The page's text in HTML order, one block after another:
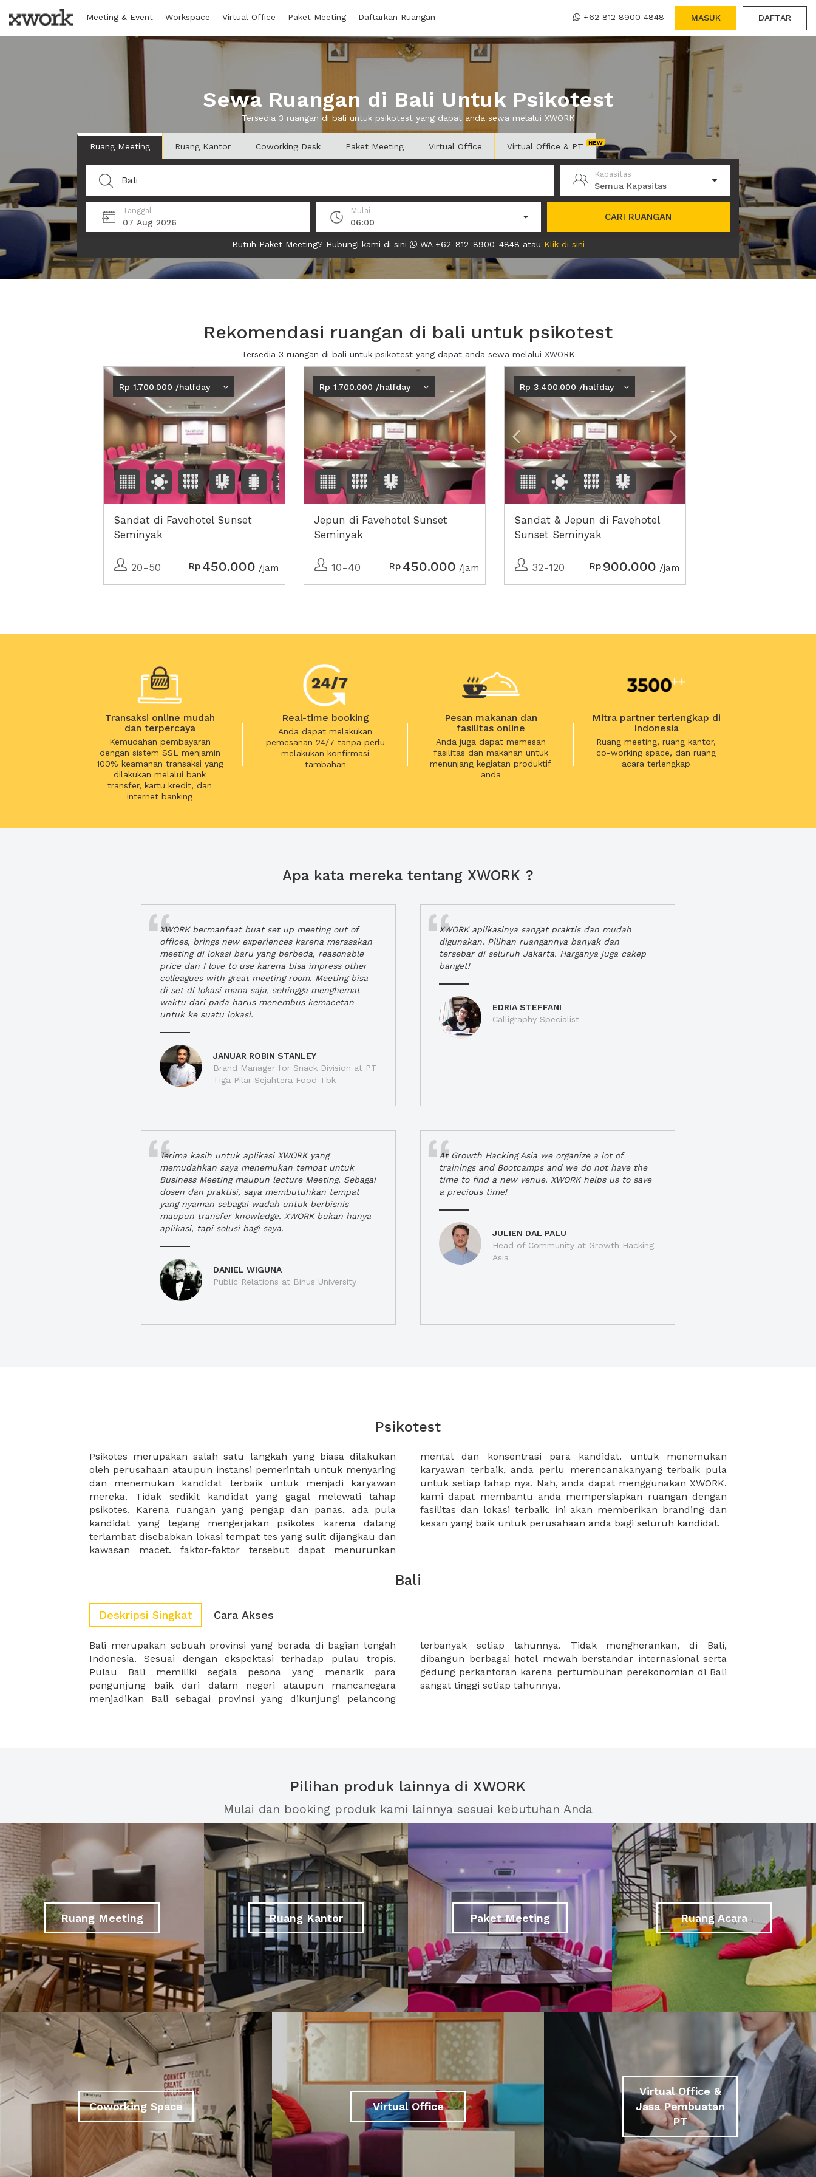
Meeting & Event Workspace Virtual Office Paket Meeting Daftarkan Ruangan +62 812 8900 4848 MASUK DAFTAR
Sewa Ruangan di Bali Untuk Psikotest
Tersedia 3 ruangan di bali untuk psikotest yang dapat anda sewa melalui XWORK
Ruang Meeting Ruang Kantor Coworking Desk Paket Meeting Virtual Office Virtual Office & PT
Kapasitas
Semua Kapasitas
Tanggal
07 Aug 2026
Mulai
06:00
CARI RUANGAN
Butuh Paket Meeting? Hubungi kami di sini WA +62-812-8900-4848 atau Klik di sini
Rekomendasi ruangan di bali untuk psikotest
Tersedia 3 ruangan di bali untuk psikotest yang dapat anda sewa melalui XWORK
Rp 1.700.000 /halfday
Sandat di Favehotel Sunset
Seminyak
20-50 Rp 450.000 /jam
Rp 1.700.000 /halfday
Jepun di Favehotel Sunset
Seminyak
10-40 Rp 450.000 /jam
Previous Next2
Rp 3.400.000 /halfday
Sandat & Jepun di Favehotel
Sunset Seminyak
32-120 Rp 900.000 /jam
Transaksi online mudah
dan terpercaya
Kemudahan pembayaran
dengan sistem SSL menjamin
100% keamanan transaksi yang
dilakukan melalui bank
transfer, kartu kredit, dan
internet banking
Real-time booking
Anda dapat melakukan
pemesanan 24/7 tanpa perlu
melakukan konfirmasi
tambahan
Pesan makanan dan
fasilitas online
Anda juga dapat memesan
fasilitas dan makanan untuk
menunjang kegiatan produktif
anda
Mitra partner terlengkap di
Indonesia
Ruang meeting, ruang kantor,
co-working space, dan ruang
acara terlengkap
Apa kata mereka tentang XWORK ?
XWORK bermanfaat buat set up meeting out of
offices, brings new experiences karena merasakan
meeting di lokasi baru yang berbeda, reasonable
price dan I love to use karena bisa impress other
colleagues with great meeting room. Meeting bisa
di set di lokasi mana saja, sehingga menghemat
waktu dari pada harus menembus kemacetan
untuk ke suatu lokasi.
JANUAR ROBIN STANLEY
Brand Manager for Snack Division at PT
Tiga Pilar Sejahtera Food Tbk
XWORK aplikasinya sangat praktis dan mudah
digunakan. Pilihan ruangannya banyak dan
tersebar di seluruh Jakarta. Harganya juga cakep
banget!
EDRIA STEFFANI
Calligraphy Specialist
Terima kasih untuk aplikasi XWORK yang
memudahkan saya menemukan tempat untuk
Business Meeting maupun lecture Meeting. Sebagai
dosen dan praktisi, saya membutuhkan tempat
yang nyaman sebagai wadah untuk berbisnis
maupun transfer knowledge. XWORK bukan hanya
aplikasi, tapi solusi bagi saya.
DANIEL WIGUNA
Public Relations at Binus University
At Growth Hacking Asia we organize a lot of
trainings and Bootcamps and we do not have the
time to find a new venue. XWORK helps us to save
a precious time!
JULIEN DAL PALU
Head of Community at Growth Hacking
Asia
Psikotest
Psikotes merupakan salah satu langkah yang biasa dilakukan
oleh perusahaan ataupun instansi pemerintah untuk menyaring
dan menemukan kandidat terbaik untuk menjadi karyawan
mereka. Tidak sedikit kandidat yang gagal melewati tahap
psikotes. Karena ruangan yang pengap dan panas, ada pula
kandidat yang tegang mengerjakan psikotes karena datang
terlambat disebabkan lokasi tempat tes yang sulit dijangkau dan
kawasan macet. faktor-faktor tersebut dapat menurunkan
mental dan konsentrasi para kandidat. untuk menemukan
karyawan terbaik, anda perlu merencanakanyang terbaik pula
untuk setiap tahap nya. Nah, anda dapat menggunakan XWORK.
kami dapat membantu anda mempersiapkan ruangan dengan
fasilitas dan lokasi terbaik. ini akan memberikan branding dan
kesan yang baik untuk perusahaan anda bagi seluruh kandidat.
Bali
Deskripsi Singkat Cara Akses
Bali merupakan sebuah provinsi yang berada di bagian tengah
Indonesia. Sesuai dengan ekspektasi terhadap pulau tropis,
Pulau Bali memiliki segala pesona yang menarik para
pengunjung baik dari dalam negeri ataupun mancanegara
menjadikan Bali sebagai provinsi yang dikunjungi pelancong
terbanyak setiap tahunnya. Tidak mengherankan, di Bali,
dibangun berbagai hotel mewah berstandar internasional serta
gedung perkantoran karena pertumbuhan perekonomian di Bali
sangat tinggi setiap tahunnya.
Pilihan produk lainnya di XWORK
Mulai dan booking produk kami lainnya sesuai kebutuhan Anda
Ruang Meeting Ruang Kantor Paket Meeting Ruang Acara
Coworking Space Virtual Office
Virtual Office &
Jasa Pembuatan
PT